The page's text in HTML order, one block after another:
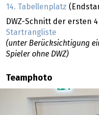
14. Tabellenplatz
DWZ-Schnitt der ersten
Startrangliste
(unter Berücksichtigung
Spieler ohne DWZ)
Teamphoto